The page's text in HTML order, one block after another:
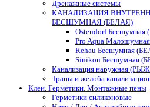
Дренажные системы
КАНАЛИЗАЦИЯ
БЕСШУМНАЯ (БЕЛАЯ)
Ostendorf
Pro Aqua
Rehau Бесшумная
Sinikon Бесшумная
Канализация наружная
Трапы и желоба
Клеи. Герметики. Монтажные пены
Герметики силиконовые